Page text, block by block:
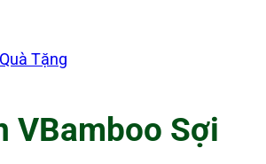
Tặng
VBamboo Sợi